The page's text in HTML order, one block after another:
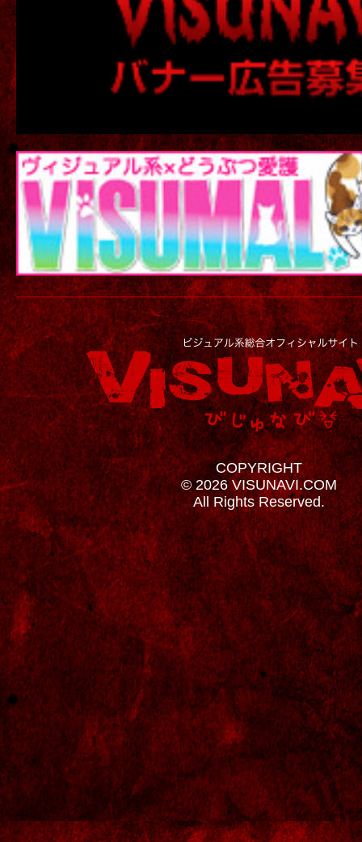
COPYRIGHT
© 2026 VISUNAVI.COM
All Rights Reserved.